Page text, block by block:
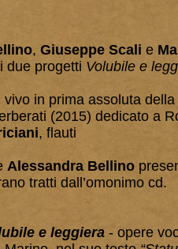
, Giuseppe Scali e
due progetti Volubile e
vivo in prima assoluta
(2015) dedicato a
, flauti
Alessandra Bellino
tratti dall’omonimo cd.
e leggiera - opere